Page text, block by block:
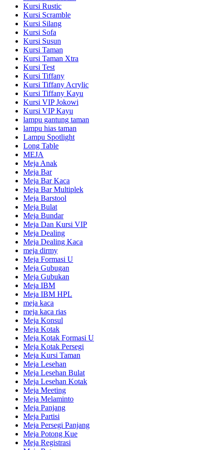
Kursi Rustic
Kursi Scramble
Kursi Silang
Kursi Sofa
Kursi Susun
Kursi Taman
Kursi Taman Xtra
Kursi Test
Kursi Tiffany
Kursi Tiffany Acrylic
Kursi Tiffany Kayu
Kursi VIP Jokowi
Kursi VIP Kayu
lampu gantung taman
lampu hias taman
Lampu Spotlight
Long Table
MEJA
Meja Anak
Meja Bar
Meja Bar Kaca
Meja Bar Multiplek
Meja Barstool
Meja Bulat
Meja Bundar
Meja Dan Kursi VIP
Meja Dealing
Meja Dealing Kaca
meja dirmy
Meja Formasi U
Meja Gubugan
Meja Gubukan
Meja IBM
Meja IBM HPL
meja kaca
meja kaca rias
Meja Konsul
Meja Kotak
Meja Kotak Formasi U
Meja Kotak Persegi
Meja Kursi Taman
Meja Lesehan
Meja Lesehan Bulat
Meja Lesehan Kotak
Meja Meeting
Meja Melaminto
Meja Panjang
Meja Partisi
Meja Persegi Panjang
Meja Potong Kue
Meja Registrasi